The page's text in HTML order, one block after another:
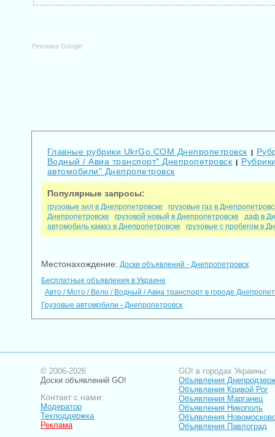
Реклама Google
Главные рубрики UkrGo.COM Днепропетровск
Водный / Авиа транспорт" Днепропетровск
автомобили" Днепропетровск
Популярные запросы:
грузовые зил в Днепропетровске
грузовые газ в
Днепропетровске
грузовой новый в Днепропетровске
даф в
автомобиль камаз в Днепропетровске
грузовые с пробегом в
Местонахождение: Доски объявлений - Днепропетровск
Бесплатные объявления в Украине
Авто / Мото / Вело / Водный / Авиа транспорт в городе
Грузовые автомобили - Днепропетровск
© 2006-2026
Доски объявлений GO!
Контакт с нами:
Модератор
Техподдержка
GO! в городах
Объявления
Объявления
Объявления
Объявления
Объявления
Объявления